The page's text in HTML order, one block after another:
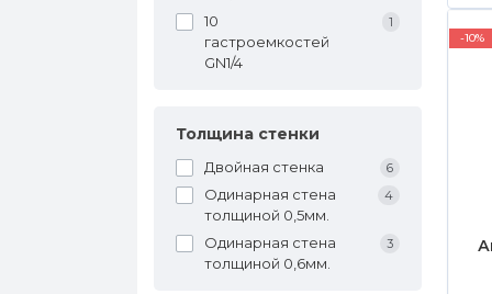
10
гастроемкостей
GN1/4
1
Толщина стенки
Двойная стенка 6
Одинарная стена
толщиной 0,5мм.
4
Одинарная стена
толщиной 0,6мм.
3
-10%